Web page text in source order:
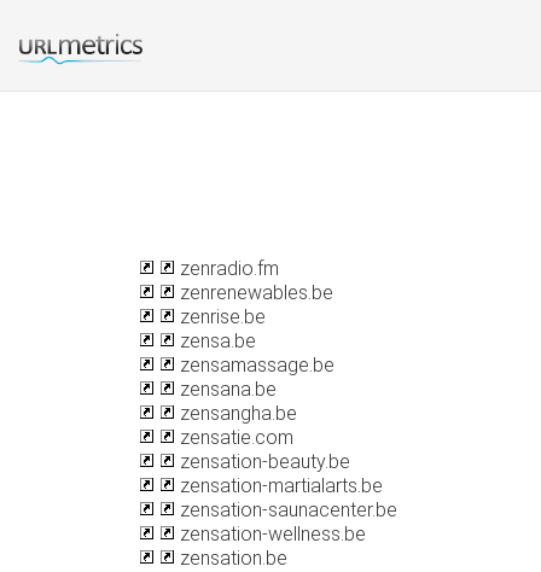
zenradio.fm
zenrenewables.be
zenrise.be
zensa.be
zensamassage.be
zensana.be
zensangha.be
zensatie.com
zensation-beauty.be
zensation-martialarts.be
zensation-saunacenter.be
zensation-wellness.be
zensation.be